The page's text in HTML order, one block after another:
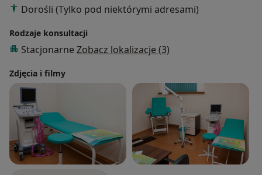
Dorośli (Tylko pod niektórymi adresami)
Rodzaje konsultacji
Stacjonarne Zobacz lokalizacje (3)
Zdjęcia i filmy